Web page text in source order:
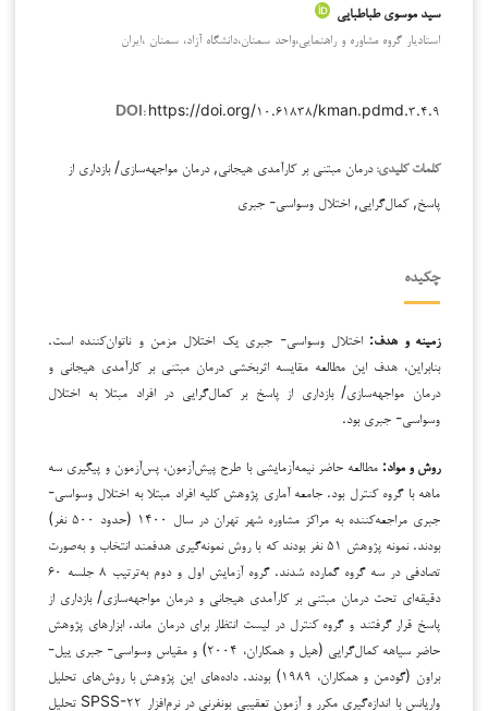
سید موسوی طباطبایی
استادیار گروه مشاوره و راهنمایی،واحد سمنان،دانشگاه آزاد، سمنان ،ایران
DOI: https://doi.org/۱۰.۶۱۸۳۸/kman.pdmd.۳.۴.۹
کلمات کلیدی:درمان مبتنی بر کارآمدی هیجانی, درمان مواجهه‌سازی/ بازداری از
پاسخ, کمال‌گرایی, اختلال وسواسی- جبری
چکیده
زمینه و هدف: اختلال وسواسی- جبری یک اختلال مزمن و ناتوان‌کننده است.
بنابراین، هدف این مطالعه مقایسه اثربخشی درمان مبتنی بر کارآمدی هیجانی و
درمان مواجهه‌سازی/ بازداری از پاسخ بر کمال‌گرایی در افراد مبتلا به اختلال
وسواسی- جبری بود.
روش و مواد: مطالعه حاضر نیمه‌آزمایشی با طرح پیش‌آزمون، پس‌آزمون و پیگیری سه
ماهه با گروه کنترل بود. جامعه آماری پژوهش کلیه افراد مبتلا به اختلال وسواسی-
جبری مراجعه‌کننده به مراکز مشاوره شهر تهران در سال ۱۴۰۰ (حدود ۵۰۰ نفر)
بودند. نمونه پژوهش ۵۱ نفر بودند که با روش نمونه‌گیری هدفمند انتخاب و به‌صورت
تصادفی در سه گروه گمارده شدند. گروه آزمایش اول و دوم به‌ترتیب ۸ جلسه ۶۰
دقیقه‌ای تحت درمان مبتنی بر کارآمدی هیجانی و درمان مواجهه‌سازی/ بازداری از
پاسخ قرار گرفتند و گروه کنترل در لیست انتظار برای درمان ماند. ابزارهای پژوهش
حاضر سیاهه کمال‌گرایی (هیل و همکاران، ۲۰۰۴) و مقیاس وسواسی- جبری ییل-
براون (گودمن و همکاران، ۱۹۸۹) بودند. داده‌های این پژوهش با روش‌های تحلیل
واریانس با اندازه‌گیری مکرر و آزمون تعقیبی بونفرنی در نرم‌افزار SPSS-۲۲ تحلیل